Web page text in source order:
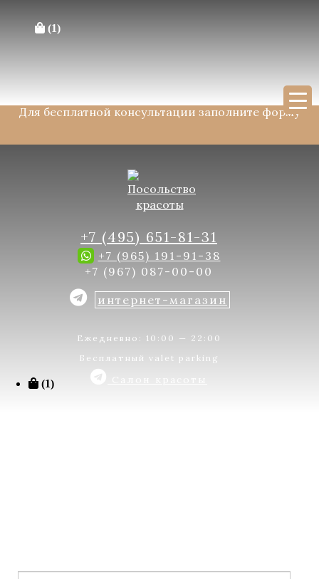
Для бесплатной консультации заполните форму
+7 (495) 651-81-31
+7 (965) 191-91-38
+7 (967) 087-00-00
интернет-магазин
Ежедневно: 10:00 — 22:00
Бесплатный valet parking
(1)
(1)